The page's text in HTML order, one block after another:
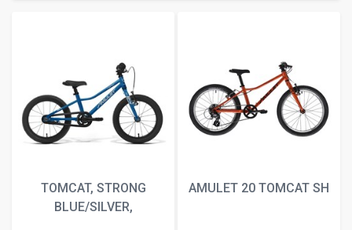
TOMCAT, STRONG
BLUE/SILVER,
AMULET 20 TOMCAT SH